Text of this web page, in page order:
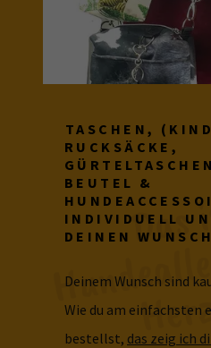
s
TASCHEN,
RUCKSÄCKE,
BEUTEL &
INDIVIDUELL
DEINEN
Deinem Wunsch sind
Wie du am einfachsten
bestellst, das zeig ich